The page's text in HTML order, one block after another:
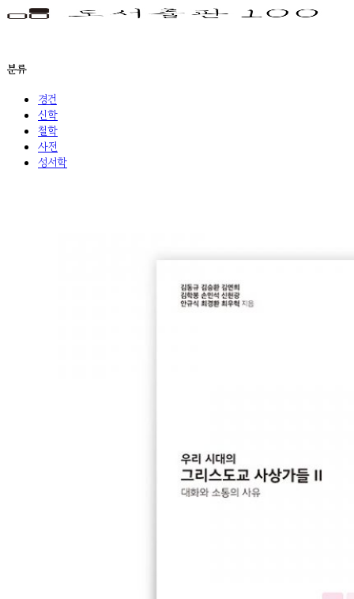
분류
경건
신학
철학
사전
성서학